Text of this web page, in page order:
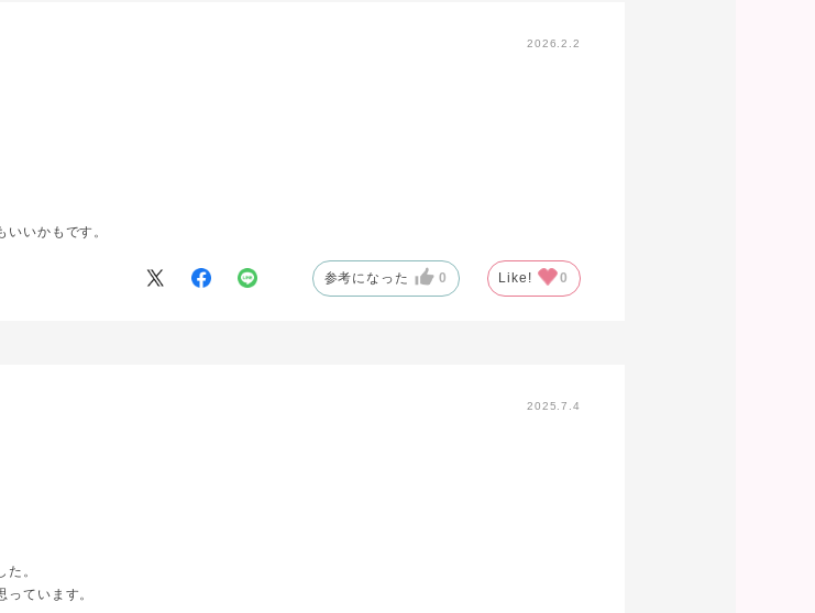
2026.2.2
いかもです。
参考になった 0 Like! 0
2025.7.4
。
ています。